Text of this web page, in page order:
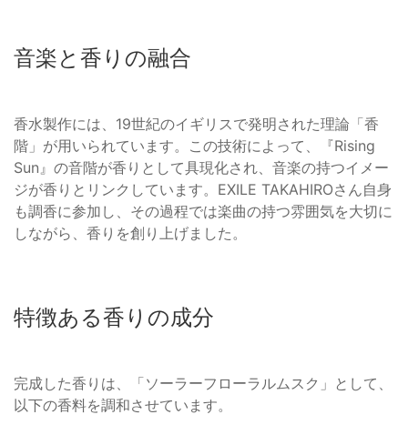
音楽と香りの融合
香水製作には、19世紀のイギリスで発明された理論「香
階」が用いられています。この技術によって、『Rising
Sun』の音階が香りとして具現化され、音楽の持つイメー
ジが香りとリンクしています。EXILE TAKAHIROさん自身
も調香に参加し、その過程では楽曲の持つ雰囲気を大切に
しながら、香りを創り上げました。
特徴ある香りの成分
完成した香りは、「ソーラーフローラルムスク」として、
以下の香料を調和させています。